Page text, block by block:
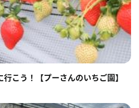
こう！【プーさんのいちご園】